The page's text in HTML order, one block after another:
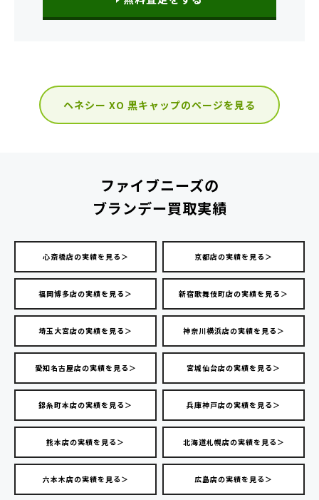
ヘネシー XO 黒キャップのページを見る
ファイブニーズの
ブランデー買取実績
心斎橋店の実績を見る＞ 京都店の実績を見る＞
福岡博多店の実績を見る＞ 新宿歌舞伎町店の実績を見る＞
埼玉大宮店の実績を見る＞ 神奈川横浜店の実績を見る＞
愛知名古屋店の実績を見る＞ 宮城仙台店の実績を見る＞
錦糸町本店の実績を見る＞ 兵庫神戸店の実績を見る＞
熊本店の実績を見る＞ 北海道札幌店の実績を見る＞
六本木店の実績を見る＞ 広島店の実績を見る＞